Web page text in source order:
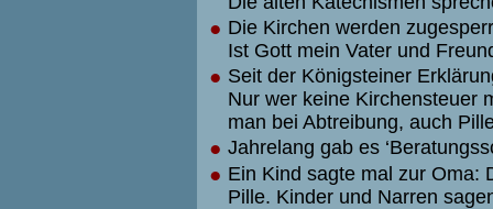
● Die Kirchen werden
Ist Gott mein Vater und
● Seit der Königsteiner
Nur wer keine Kirchensteuer
man bei Abtreibung, auch
● Jahrelang gab es
● Ein Kind sagte mal zur Oma:
Pille. Kinder und Narren